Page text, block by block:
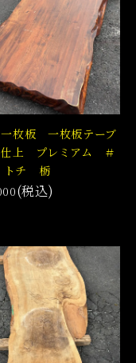
枚板 一枚板テーブ
上 プレミアム ＃
チ 栃
(税込)